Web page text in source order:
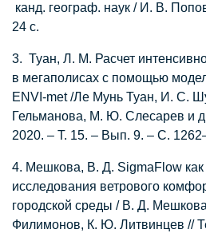
канд. географ. наук / И. В.
24 с.
3. Туан, Л. М. Расчет
в мегаполисах с помощью
ENVI-met /Ле Мунь Туан, И. С.
Гельманова, М. Ю. Слесарев и
2020. – Т. 15. – Вып. 9. – С.
4. Мешкова, В. Д. SigmaFlow как
исследования ветрового
городской среды / В. Д.
Филимонов, К. Ю. Литвинцев //